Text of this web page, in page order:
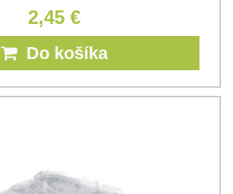
2,45 €
Do košíka